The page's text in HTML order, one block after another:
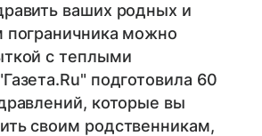
ваших родных и
пограничника можно
с теплыми
подготовила 60
которые вы
своим родственникам,